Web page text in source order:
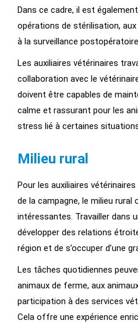
Dans ce cadre, il est
opérations de stérilisation,
à la surveillance
Les auxiliaires vétérinaires
collaboration avec le
doivent être capables de
calme et rassurant pour les
stress lié à certaines
Milieu rural
Pour les auxiliaires
de la campagne, le milieu
intéressantes. Travailler dans
développer des relations
région et de s’occuper d’une
Les tâches quotidiennes
animaux de ferme, aux
participation à des services
Cela offre une expérience